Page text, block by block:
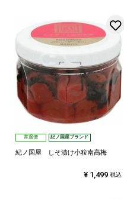
常温便 紀ノ国屋ブランド
紀ノ国屋 しそ漬け小粒南高梅
¥ 1,499 税込